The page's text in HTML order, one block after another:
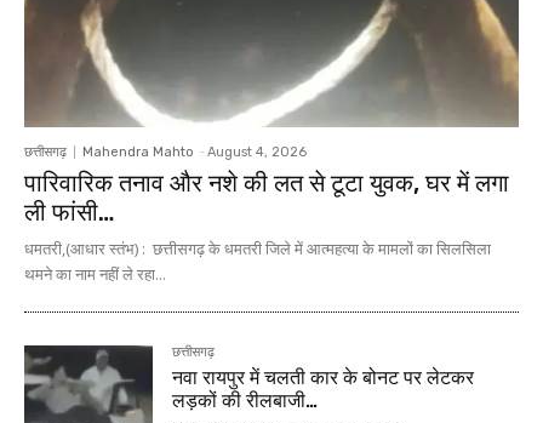
छत्तीसगढ़ Mahendra Mahto - August 4, 2026
पारिवारिक तनाव और नशे की लत से टूटा युवक, घर में लगा
ली फांसी…
धमतरी,(आधार स्तंभ) : छत्तीसगढ़ के धमतरी जिले में आत्महत्या के मामलों का सिलसिला
थमने का नाम नहीं ले रहा...
छत्तीसगढ़
नवा रायपुर में चलती कार के बोनट पर लेटकर
लड़कों की रीलबाजी…